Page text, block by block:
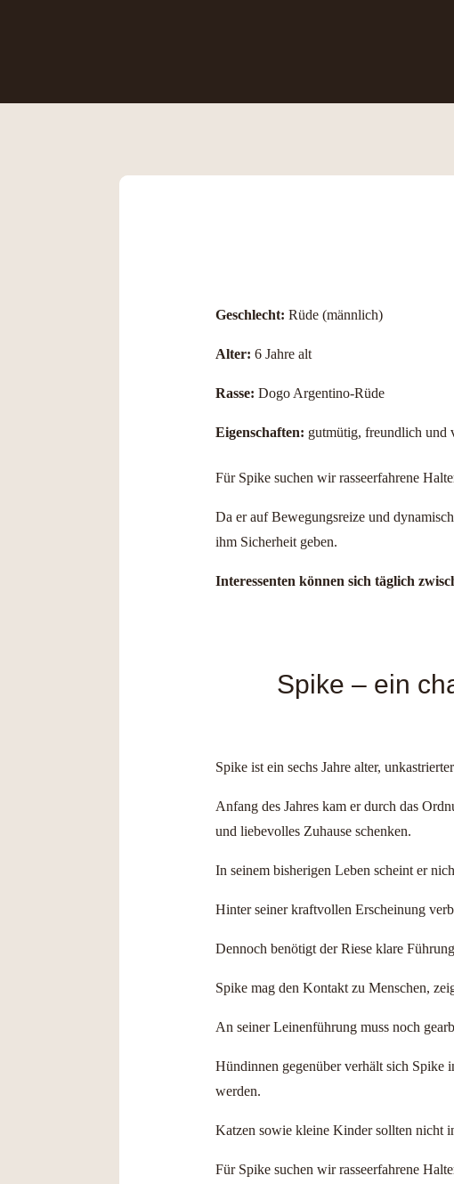
Geschlecht: Rüde (männlich)
Alter: 6 Jahre alt
Rasse: Dogo Argentino-Rüde
Eigenschaften: gutmütig, freundlich und
Für Spike suchen wir rasseerfahrene
Da er auf Bewegungsreize und
ihm Sicherheit geben.
Interessenten können sich täglich
Spike – ein
Spike ist ein sechs Jahre alter,
Anfang des Jahres kam er durch das
und liebevolles Zuhause schenken.
In seinem bisherigen Leben scheint er
Hinter seiner kraftvollen Erscheinung
Dennoch benötigt der Riese klare
Spike mag den Kontakt zu Menschen,
An seiner Leinenführung muss noch
Hündinnen gegenüber verhält sich Spike
werden.
Katzen sowie kleine Kinder sollten nicht
Für Spike suchen wir rasseerfahrene